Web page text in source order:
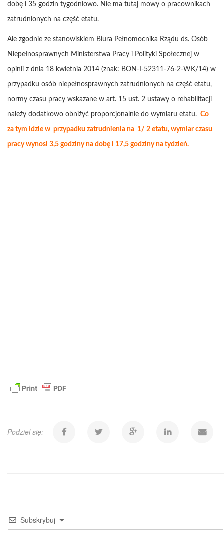
dobę i 35 godzin tygodniowo. Nie ma tutaj mowy o pracownikach
zatrudnionych na część etatu.
Ale zgodnie ze stanowiskiem Biura Pełnomocnika Rządu ds. Osób
Niepełnosprawnych Ministerstwa Pracy i Polityki Społecznej w
opinii z dnia 18 kwietnia 2014 (znak: BON-I-52311-76-2-WK/14) w
przypadku osób niepełnosprawnych zatrudnionych na część etatu,
normy czasu pracy wskazane w art. 15 ust. 2 ustawy o rehabilitacji
należy dodatkowo obniżyć proporcjonalnie do wymiaru etatu. Co
za tym idzie w przypadku zatrudnienia na 1/ 2 etatu, wymiar czasu
pracy wynosi 3,5 godziny na dobę i 17,5 godziny na tydzień.
Podziel się:
Subskrybuj